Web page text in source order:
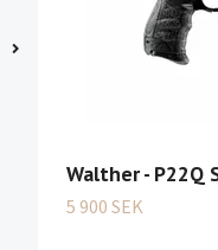
Walther - P22Q
5 900 SEK